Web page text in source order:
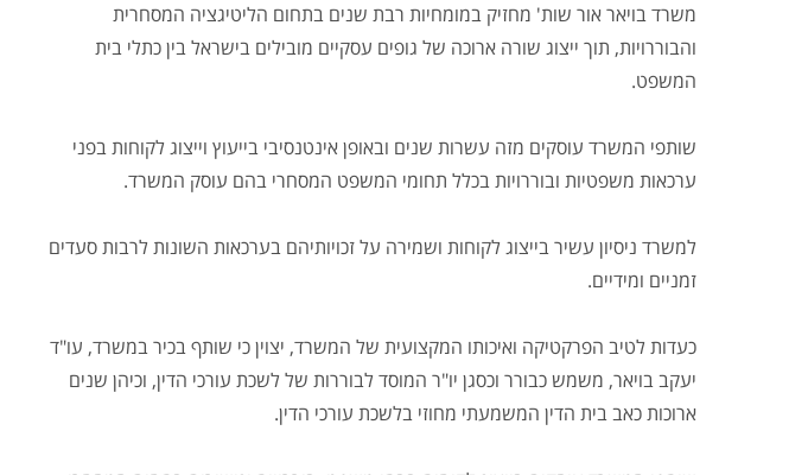
משרד בויאר אור שות' מחזיק במומחיות רבת שנים בתחום הליטיגציה המסחרית
והבוררויות, תוך ייצוג שורה ארוכה של גופים עסקיים מובילים בישראל בין כתלי בית
המשפט.
שותפי המשרד עוסקים מזה עשרות שנים ובאופן אינטנסיבי בייעוץ וייצוג לקוחות בפני
ערכאות משפטיות ובוררויות בכלל תחומי המשפט המסחרי בהם עוסק המשרד.
למשרד ניסיון עשיר בייצוג לקוחות ושמירה על זכויותיהם בערכאות השונות לרבות סעדים
זמניים ומידיים.
כעדות לטיב הפרקטיקה ואיכותו המקצועית של המשרד, יצוין כי שותף בכיר במשרד, עו"ד
יעקב בויאר, משמש כבורר וכסגן יו"ר המוסד לבוררות של לשכת עורכי הדין, וכיהן שנים
ארוכות כאב בית הדין המשמעתי מחוזי בלשכת עורכי הדין.